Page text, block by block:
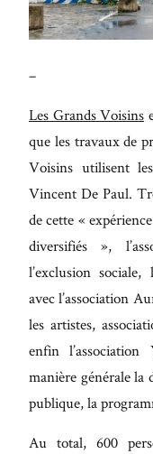
–
Les Grands Voisins
que les travaux de
Voisins utilisent
Vincent De Paul.
de cette «
diversifiés »,
l’exclusion
avec l’association
les artistes,
enfin
manière générale
publique, la
Au total, 600
faucibus
Etiam
porta
magna
mollis